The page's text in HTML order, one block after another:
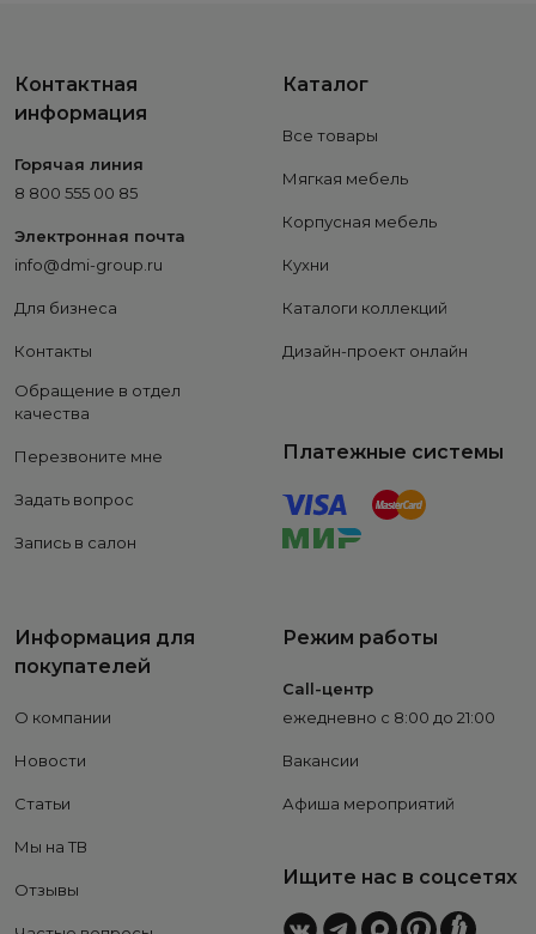
Контактная
информация
Горячая линия
8 800 555 00 85
Электронная почта
info@dmi-group.ru
Для бизнеса
Контакты
Обращение в отдел
качества
Перезвоните мне
Задать вопрос
Запись в салон
Каталог
Все товары
Мягкая мебель
Корпусная мебель
Кухни
Каталоги коллекций
Дизайн-проект онлайн
Платежные системы
Информация для
покупателей
О компании
Новости
Статьи
Мы на ТВ
Отзывы
Режим работы
Call-центр
ежедневно с 8:00 до 21:00
Вакансии
Афиша мероприятий
Ищите нас в соцсетях